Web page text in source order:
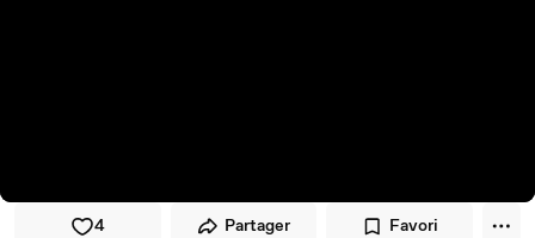
4 Partager Favori